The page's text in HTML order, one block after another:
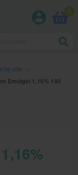
0
olie
Emulgel 1,16% 180